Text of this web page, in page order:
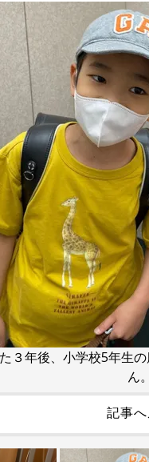
３年後、小学校5年生
ん。
記事